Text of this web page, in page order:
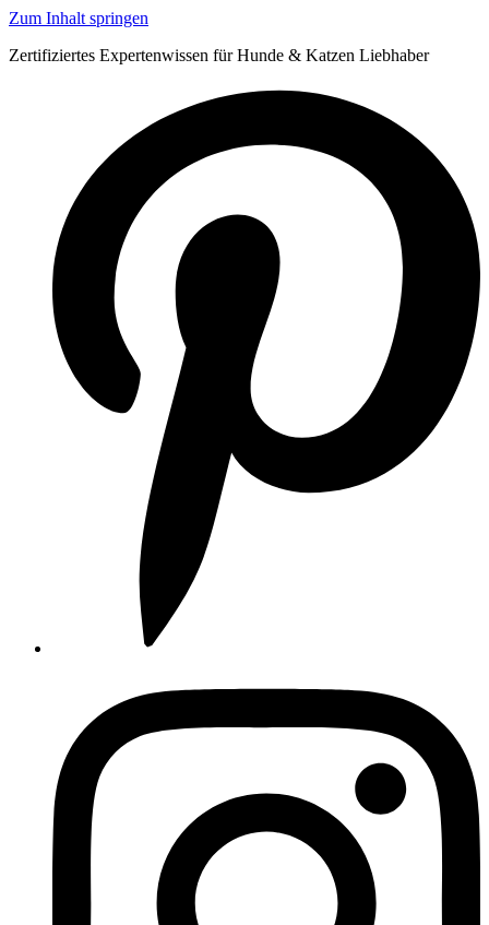
Zum Inhalt springen
Zertifiziertes Expertenwissen für Hunde & Katzen Liebhaber